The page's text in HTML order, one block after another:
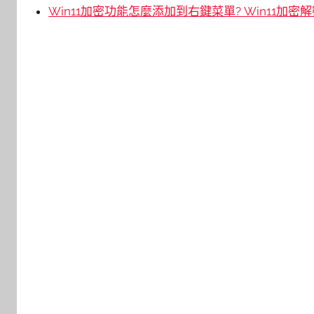
Win11加密功能怎麼添加到右鍵菜單? Win11加密